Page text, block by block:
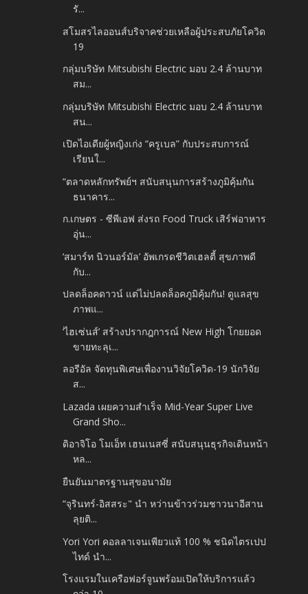
รั...
สโมสรไลออนส์บริจาคช่วยเหลือผู้ประสบภัยโควิด
19
กลุ่มบริษัท Mitsubishi Electric มอบ 2.4 ล้านบาท
สม...
กลุ่มบริษัท Mitsubishi Electric มอบ 2.4 ล้านบาท
สน...
เปิดไอเดียผู้หญิงเก่ง “ครูเบล” กับประสบการณ์
เรียนใ...
“ตลาดหลักทรัพย์ฯ สนับสนุนการสร้างภูมิคุ้มกัน
ธนาคาร...
ก.เกษตร - ซีพีเอฟ ส่งรถ Food Truck เสิร์ฟอาหาร
อุ่น...
‘สมาร์ท นิวนอร์มัล’ อัพเกรดชีวิตเฮลตี้ สุขภาพดี
กับ...
ปลดล็อคดาวน์ แต่ไม่ปลดล็อคภูมิคุ้มกัน! ดูแลสุข
ภาพแ...
‘ไฮเซ่นส์’ สร้างปรากฎการณ์ New High โกยยอด
ขายทะลุเ...
ลอรีอัล จัดทุนพิเศษเพื่องานวิจัยโควิด-19 นักวิจัย
ส...
Lazada เผยความสำเร็จ Mid-Year Super Live
Grand Sho...
ดิอาจิโอ โมเอ็ท เฮนเนสซี่ สนับสนุนธุรกิจเดินหน้า
หล...
ยืนยันมาตรฐานสุขอนามัย
“จุรินทร์-อิสสระ" นำ หว่านข้าวร่วมชาวนาอีสาน
ลุยติ...
Yori Yori คอลลาเจนเพียวแท้ 100 % ชนิดไตรเปป
ไทด์ นำ...
โรงแรมในเครือฟอร์จูนพร้อมเปิดให้บริการแล้ว